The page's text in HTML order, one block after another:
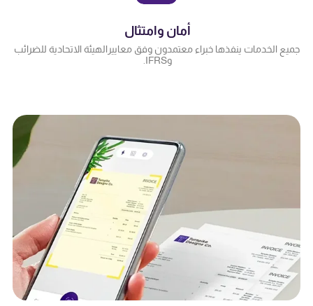
أمان وامتثال
جميع الخدمات ينفذها خبراء معتمدون وفق معايير الهيئة الاتحادية للضرائب
وIFRS.